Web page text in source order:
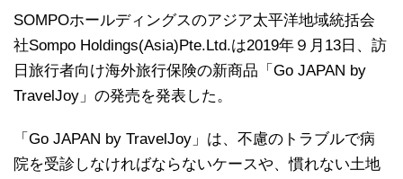
SOMPOホールディングスのアジア太平洋地域統括会
社Sompo Holdings(Asia)Pte.Ltd.は2019年９月13日、訪
日旅行者向け海外旅行保険の新商品「Go JAPAN by
TravelJoy」の発売を発表した。
「Go JAPAN by TravelJoy」は、不慮のトラブルで病
院を受診しなければならないケースや、慣れない土地